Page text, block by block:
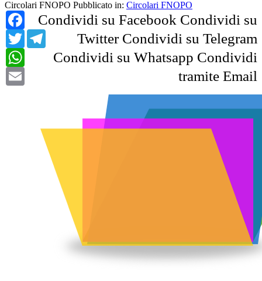
Circolari FNOPO Pubblicato in: Circolari FNOPO
Condividi su Facebook
Facebook
Condividi su
Twitter
Twitter Condividi su Telegram
Telegram
Condividi su Whatsapp
WhatsApp
Condividi
tramite Email